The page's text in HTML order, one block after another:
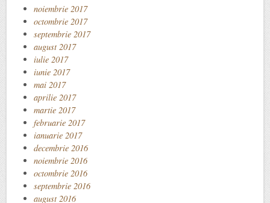
noiembrie 2017
octombrie 2017
septembrie 2017
august 2017
iulie 2017
iunie 2017
mai 2017
aprilie 2017
martie 2017
februarie 2017
ianuarie 2017
decembrie 2016
noiembrie 2016
octombrie 2016
septembrie 2016
august 2016